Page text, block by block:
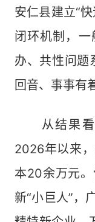
安仁县建立“
闭环机制，
办、共性问题
回音、事事有
从结果看
2026年以来
本20余万元
新“小巨人”，